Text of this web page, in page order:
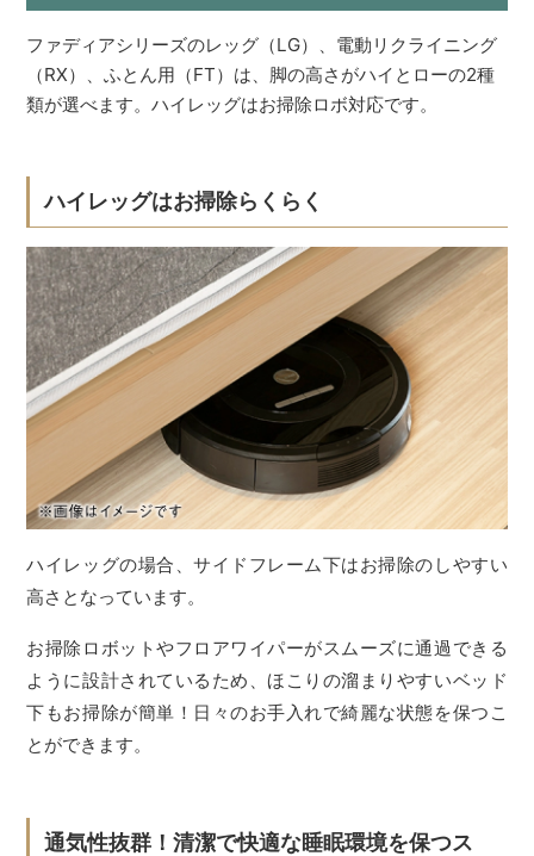
ファディアシリーズのレッグ（LG）、電動リクライニング
（RX）、ふとん用（FT）は、脚の高さがハイとローの2種
類が選べます。ハイレッグはお掃除ロボ対応です。
ハイレッグはお掃除らくらく
ハイレッグの場合、サイドフレーム下はお掃除のしやすい
高さとなっています。
お掃除ロボットやフロアワイパーがスムーズに通過できる
ように設計されているため、ほこりの溜まりやすいベッド
下もお掃除が簡単！日々のお手入れで綺麗な状態を保つこ
とができます。
通気性抜群！清潔で快適な睡眠環境を保つス